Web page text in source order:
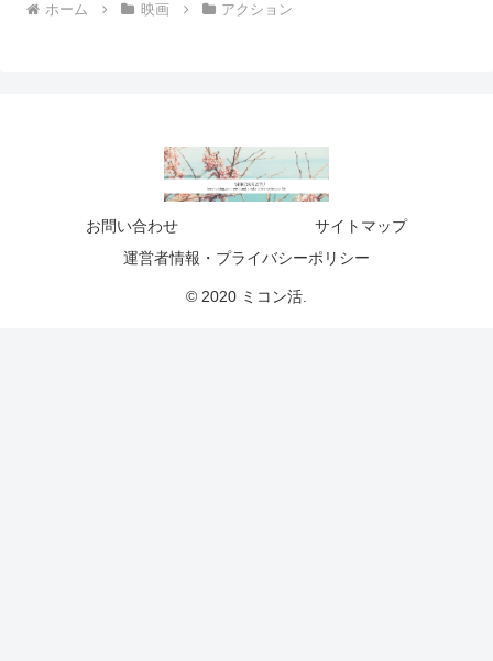
ホーム 映画 アクション
お問い合わせ
サイトマップ
運営者情報・プライバシーポリシー
© 2020 ミコン活.